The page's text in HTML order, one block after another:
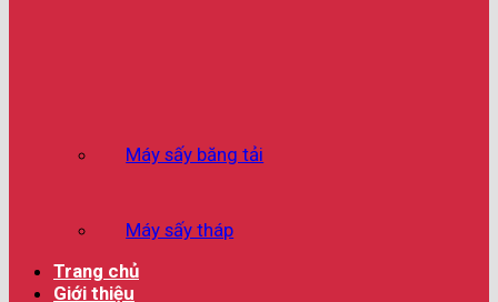
Máy sấy băng tải
Máy sấy tháp
Trang chủ
Giới thiệu